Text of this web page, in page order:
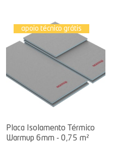
apoio técnico grátis
Placa Isolamento Térmico
Warmup 6mm - 0,75 m²